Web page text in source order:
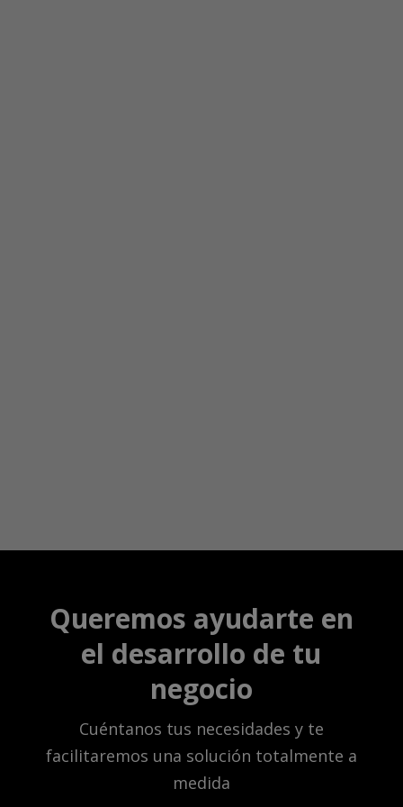
Queremos ayudarte en
el desarrollo de tu
negocio
Cuéntanos tus necesidades y te
facilitaremos una solución totalmente a
medida